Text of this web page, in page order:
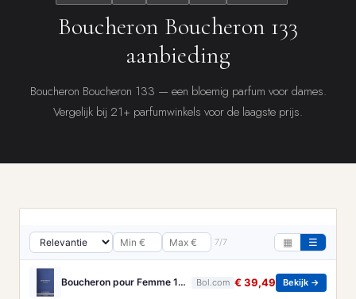
Boucheron Boucheron 133
aanbieding
Boucheron Boucheron 133 — een bloemig parfum voor dames.
Vergelijk bij 21+ parfumwinkels voor de laagste prijs.
7/7 ▦ ☰
Boucheron pour Femme 100 ml Eau de Parfum - Damesparfum Bol.com € 39,49 Bekijk →